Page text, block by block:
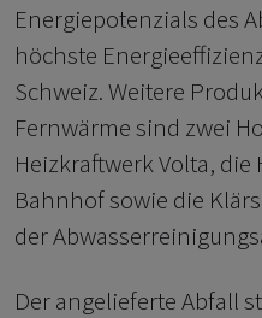
Energiepotenzials des
höchste
Schweiz. Weitere
Fernwärme sind zwei
Heizkraftwerk Volta,
Bahnhof sowie die
der
Der angelieferte Abfall